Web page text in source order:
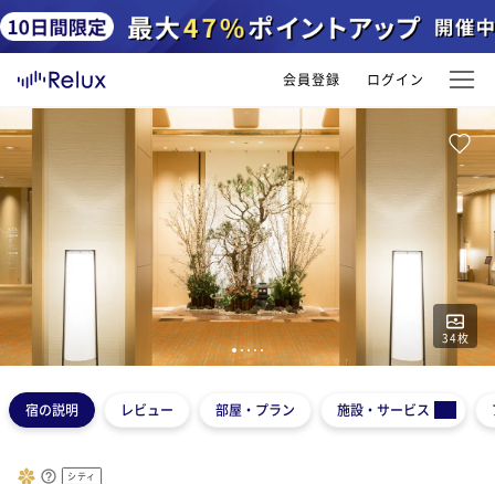
会員登録 ログイン
34枚
1 23 45
宿の説明 レビュー 部屋・プラン 施設・サービス
シティ